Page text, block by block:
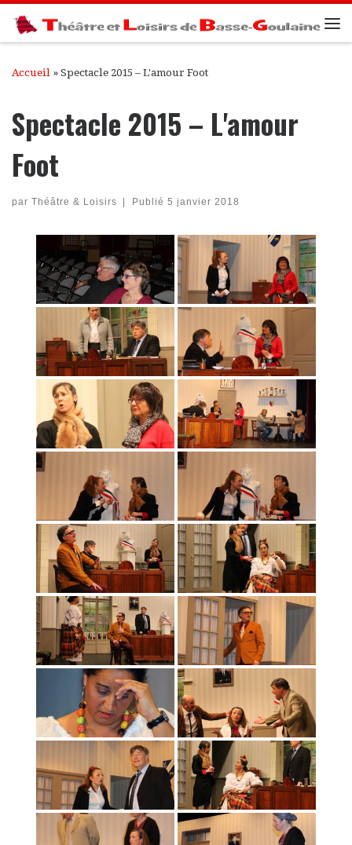
Passer au contenu
Accueil » Spectacle 2015 – L'amour Foot
Spectacle 2015 – L'amour
Foot
par Théâtre & Loisirs Publié 5 janvier 2018